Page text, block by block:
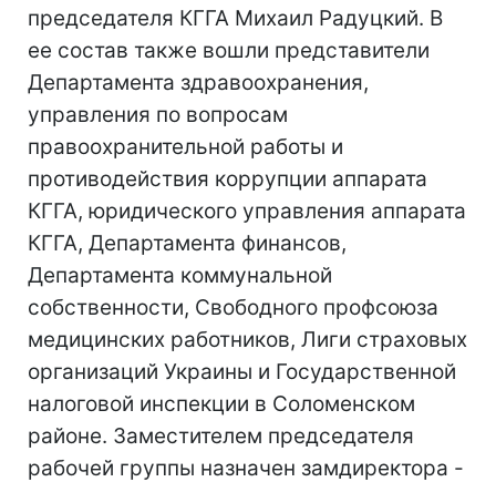
председателя КГГА Михаил Радуцкий. В
ее состав также вошли представители
Департамента здравоохранения,
управления по вопросам
правоохранительной работы и
противодействия коррупции аппарата
КГГА, юридического управления аппарата
КГГА, Департамента финансов,
Департамента коммунальной
собственности, Свободного профсоюза
медицинских работников, Лиги страховых
организаций Украины и Государственной
налоговой инспекции в Соломенском
районе. Заместителем председателя
рабочей группы назначен замдиректора -